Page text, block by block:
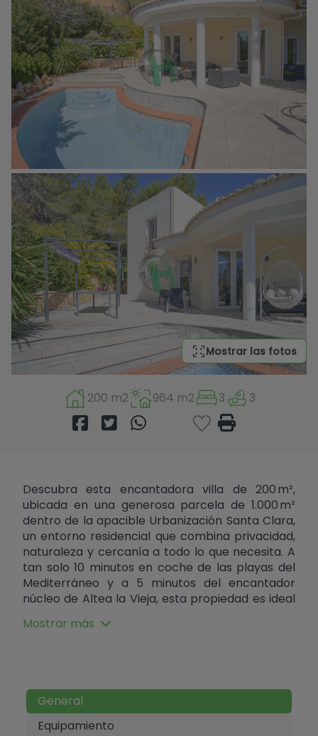
Mostrar las fotos
200 m2 964 m2 3 3
Descubra esta encantadora villa de 200 m²,
ubicada en una generosa parcela de 1.000 m²
dentro de la apacible Urbanización Santa Clara,
un entorno residencial que combina privacidad,
naturaleza y cercanía a todo lo que necesita. A
tan solo 10 minutos en coche de las playas del
Mediterráneo y a 5 minutos del encantador
núcleo de Altea la Vieja, esta propiedad es ideal
escapadas de descanso. Distribuida en dos
un baño completo se complementan con una
cocina independiente que conecta
directamente con un patio exterior donde se
Mostrar más
General
Equipamiento